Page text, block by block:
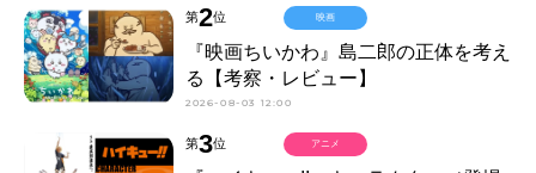
第2位
『映画ちいかわ』島二郎の正体を考え
る【考察・レビュー】
2026-08-03 12:00
映画
第3位 アニメ